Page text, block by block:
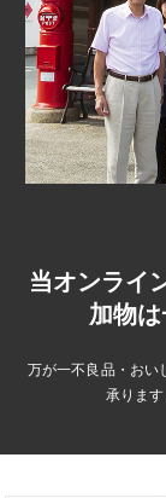
当オンライ
加物は
万が一不良品・おい
承ります